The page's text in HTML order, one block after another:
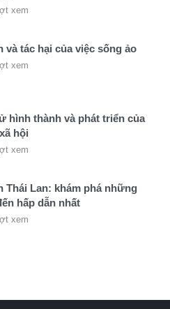
xem
và tác hại của việc sống ảo
xem
hình thành và phát triển của
hội
xem
Thái Lan: khám phá những
hấp dẫn nhất
xem